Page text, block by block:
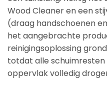
Wood Cleaner en een
(draag handschoenen
het aangebrachte
reinigingsoplossing
totdat alle schuimresten
oppervlak volledig